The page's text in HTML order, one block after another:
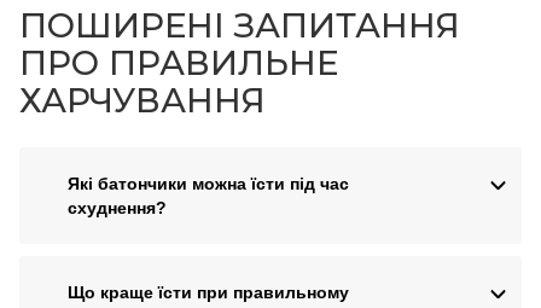
ПОШИРЕНІ ЗАПИТАННЯ
ПРО ПРАВИЛЬНЕ
ХАРЧУВАННЯ
Які батончики можна їсти під час
схуднення?
Що краще їсти при правильному